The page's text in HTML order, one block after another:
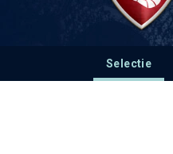
Selectie